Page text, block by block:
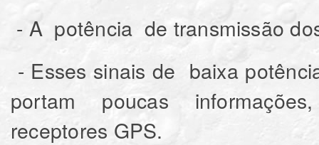
- A potência de transmissão
- Esses sinais de baixa
portam poucas
receptores GPS.